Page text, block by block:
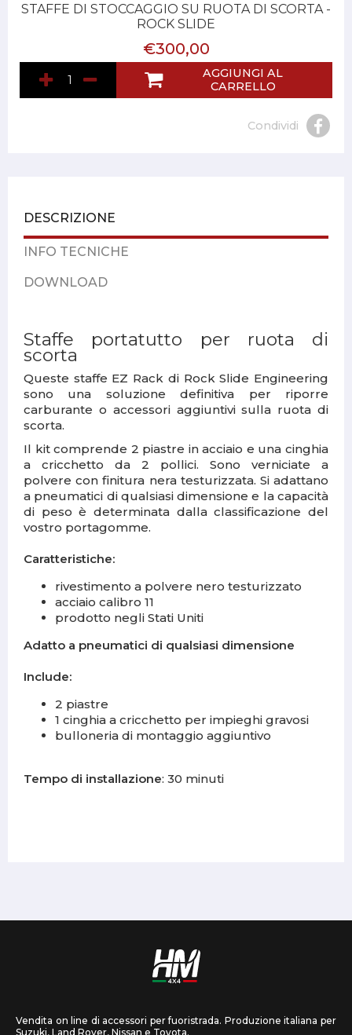
STAFFE DI STOCCAGGIO SU RUOTA DI SCORTA -
ROCK SLIDE
€300,00
AGGIUNGI AL
CARRELLO
Condividi
DESCRIZIONE
INFO TECNICHE
DOWNLOAD
Staffe portatutto per ruota di
scorta
Queste staffe EZ Rack di Rock Slide Engineering
sono una soluzione definitiva per riporre
carburante o accessori aggiuntivi sulla ruota di
scorta.
Il kit comprende 2 piastre in acciaio e una cinghia
a cricchetto da 2 pollici. Sono verniciate a
polvere con finitura nera testurizzata. Si adattano
a pneumatici di qualsiasi dimensione e la capacità
di peso è determinata dalla classificazione del
vostro portagomme.
Caratteristiche:
rivestimento a polvere nero testurizzato
acciaio calibro 11
prodotto negli Stati Uniti
Adatto a pneumatici di qualsiasi dimensione
Include:
2 piastre
1 cinghia a cricchetto per impieghi gravosi
bulloneria di montaggio aggiuntivo
Tempo di installazione: 30 minuti
Vendita on line di accessori per fuoristrada. Produzione italiana per
Suzuki, Land Rover, Nissan e Toyota.